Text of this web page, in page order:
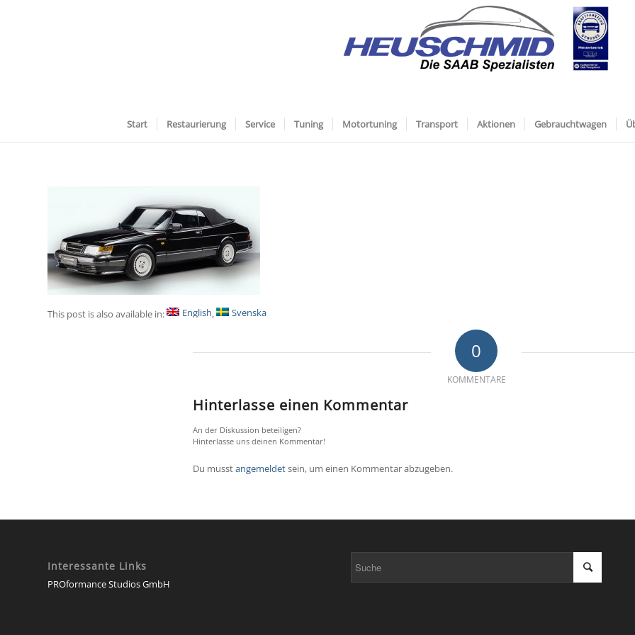
Start Restaurierung Service Tuning Motortuning Transport Aktionen Gebrauchtwagen
This post is also available in: English Svenska
0
KOMMENTARE
Hinterlasse einen Kommentar
An der Diskussion beteiligen?
Hinterlasse uns deinen Kommentar!
Du musstangemeldetsein, um einen Kommentar abzugeben.
Interessante Links
PROformance Studios GmbH